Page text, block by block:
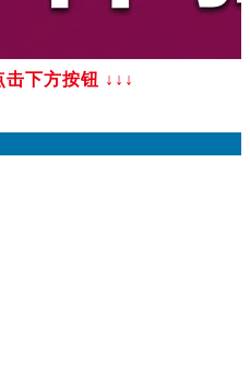
击下方按钮 ↓↓↓